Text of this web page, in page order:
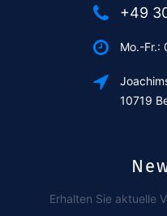
+49
Mo.-Fr.:
10719
Erhalten Sie aktuelle